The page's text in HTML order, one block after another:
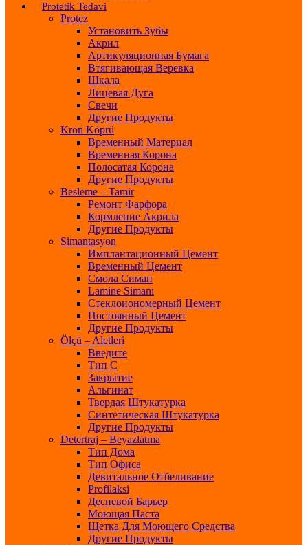
Protetik Tedavi
Protez
Установить Зубы
Акрил
Артикуляционная Бумага
Втягивающая Веревка
Шкала
Лицевая Дуга
Свечи
Другие Продукты
Kron Köprü
Временный Материал
Временная Корона
Полосатая Корона
Другие Продукты
Besleme – Tamir
Ремонт Фарфора
Кормление Акрила
Другие Продукты
Simantasyon
Имплантационный Цемент
Временный Цемент
Смола Симан
Lamine Simanı
Стеклоиономерный Цемент
Постоянный Цемент
Другие Продукты
Ölçü – Aletleri
Введите
Тип С
Закрытие
Альгинат
Твердая Штукатурка
Синтетическая Штукатурка
Другие Продукты
Detertraj – Beyazlatma
Тип Дома
Тип Офиса
Девитальное Отбеливание
Profilaksi
Десневой Барьер
Моющая Паста
Щетка Для Моющего Средства
Другие Продукты